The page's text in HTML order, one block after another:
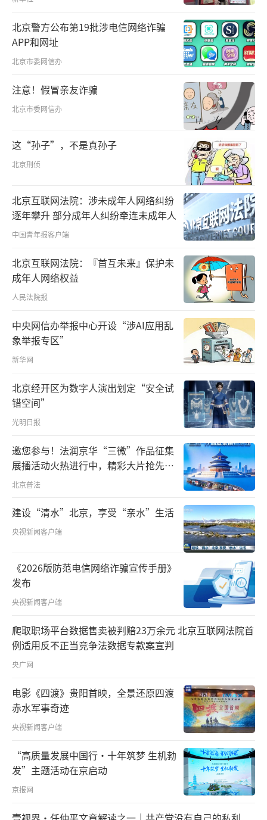
会晤时，习近平主席提到，“让中美关系这艘
大船平稳前行”。
“大船”向前航行，把舵定向至关重要。
元首外交对中美关系发挥着不可替代的战略引
领作用，尤其每当风浪袭来，其“指南
针”和“定盘星”作用便愈发凸显。
去年以来，两国元首在最高层次上保持了
良好交往，为中美关系的改善发展提供了重要
战略保障，也推动中美关系历经跌宕起伏实现
了总体稳定。
就在这次中美元首会晤前，中美在韩国举
行经贸磋商。此次会谈中，习近平主席指出，
昨天两国经贸团队达成了总体平衡积极的成
调，双方应一道维护好当前来之不易的良好势
头。
“大船”穿越风雨，需要校准航向。中美
关系是世界上最重要的双边关系之一，两国是
合作还是对抗，事关两国人民福祉和人类前途
时间回到2017年，中美元首海湖庄园会
晤，习近平主席指出：“中美关系正常化45年
来，两国关系虽然历经风风雨雨，但得到了历
史性进展，给两国人民带来巨大实际利
益。”接着，他提出一个“未来之问”：“中
美关系今后45年如何发展？”
“中美合则两利、斗则俱伤”“对话比对
抗好”“双方应该算大账，多看合作带来的长
远利益”……习近平主席始终从战略高度和长
远角度看待和把握中美关系发展的大方向。
准。习近平主席同特朗普总统赞同将构建“中
美建设性战略稳定关系”作为中美关系新定
位，将为未来3年乃至更长时间的中美关系提供
战略指引。
如何理解“建设性战略稳定”？习近平主
席用四个“稳定”进一步阐释：应该是合作为
北京警方公布第19批涉电信网络诈骗
APP和网址
北京市委网信办
注意！假冒亲友诈骗
北京市委网信办
这“孙子”，不是真孙子
北京刑侦
北京互联网法院：涉未成年人网络纠纷
逐年攀升 部分成年人纠纷牵连未成年人
中国青年报客户端
北京互联网法院：『首互未来』保护未
成年人网络权益
人民法院报
中央网信办举报中心开设“涉AI应用乱
象举报专区”
新华网
北京经开区为数字人演出划定“安全试
错空间”
光明日报
邀您参与！法润京华“三微”作品征集
展播活动火热进行中，精彩大片抢先看
～
北京普法
建设“清水”北京，享受“亲水”生活
央视新闻客户端
《2026版防范电信网络诈骗宣传手册》
发布
央视新闻客户端
爬取职场平台数据售卖被判赔23万余元 北京互联网法院首
例适用反不正当竞争法数据专款案宣判
央广网
电影《四渡》贵阳首映，全景还原四渡
赤水军事奇迹
央视新闻客户端
“高质量发展中国行·十年筑梦 生机勃
发”主题活动在京启动
京报网